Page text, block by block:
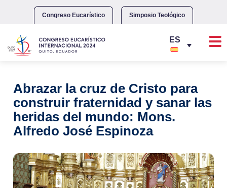
Congreso Eucarístico Simposio Teológico
Abrazar la cruz de Cristo para
construir fraternidad y sanar las
heridas del mundo: Mons.
Alfredo José Espinoza